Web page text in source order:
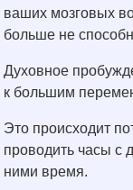
ваших мозговых
больше не
Духовное
к большим
Это происходит
проводить часы с
ними время.